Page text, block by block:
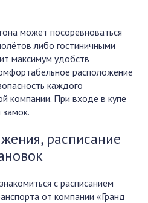
может посоревноваться
либо гостиничными
максимум удобств
расположение
каждого
компании. При входе в купе
замок.
расписание
с расписанием
от компании «Гранд